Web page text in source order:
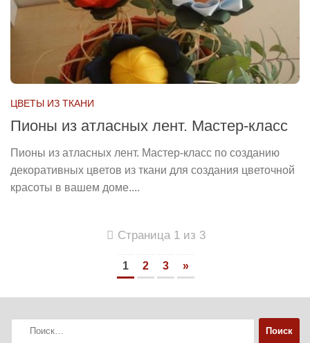
ЦВЕТЫ ИЗ ТКАНИ
Пионы из атласных лент. Мастер-класс
Пионы из атласных лент. Мастер-класс по созданию
декоративных цветов из ткани для создания цветочной
красоты в вашем доме....
Страница 1 из 3
1 2 3 »
Найти: